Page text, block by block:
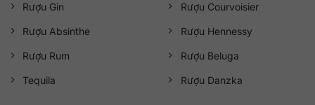
Rượu Gin
Rượu Absinthe
Rượu Rum
Tequila
Rượu Courvoisier
Rượu Hennessy
Rượu Beluga
Rượu Danzka